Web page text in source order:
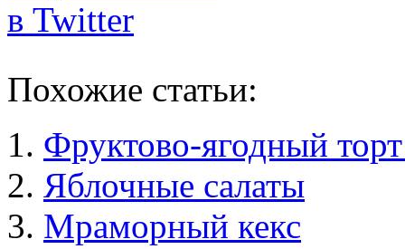
Похожие статьи:
Фруктово-ягодный
Яблочные салаты
Мраморный кекс